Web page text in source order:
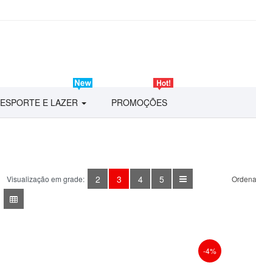
ESPORTE E LAZER PROMOÇÕES
Visualização em grade: 2 3 4 5
-4%